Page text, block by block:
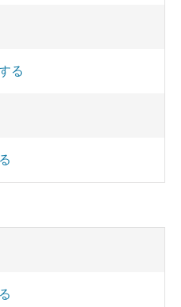
る